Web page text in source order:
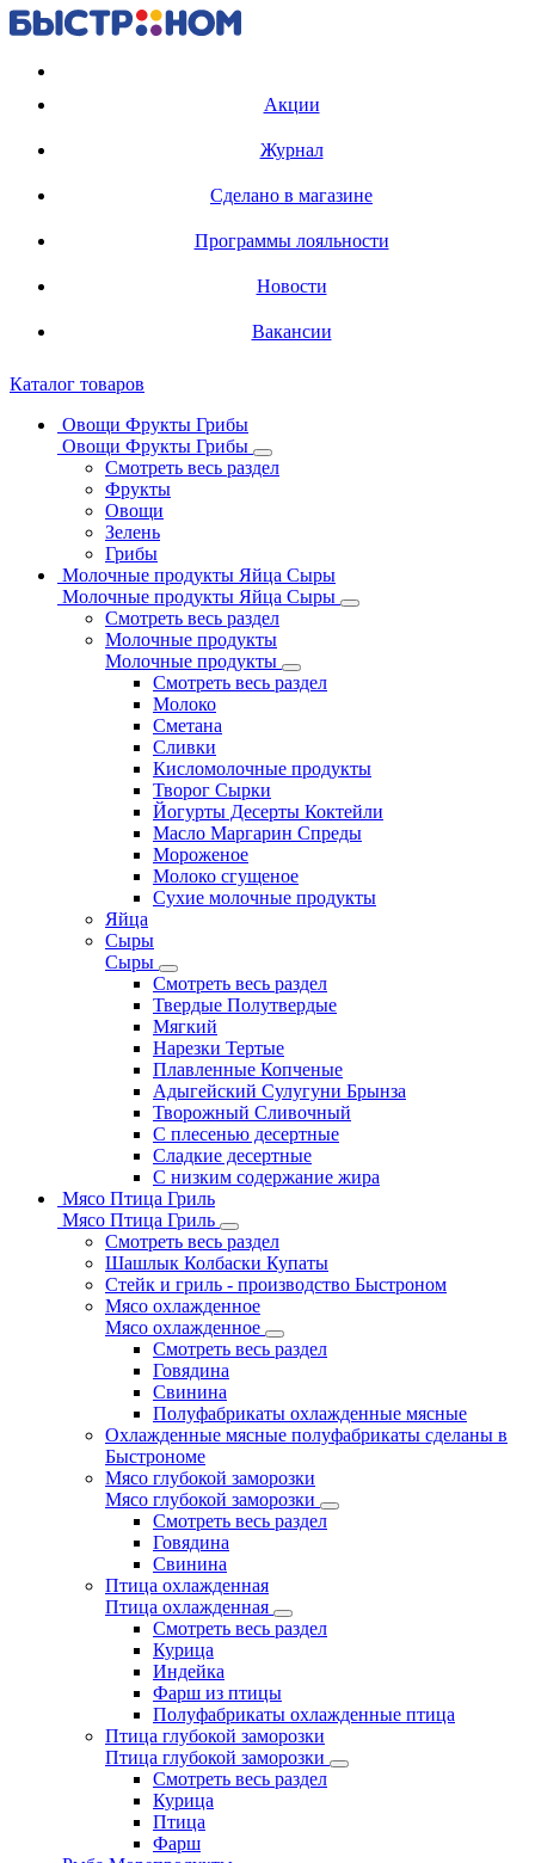
Акции
Журнал
Сделано в магазине
Программы лояльности
Новости
Вакансии
Каталог товаров
Овощи Фрукты Грибы
Овощи Фрукты Грибы
Смотреть весь раздел
Фрукты
Овощи
Зелень
Грибы
Молочные продукты Яйца Сыры
Молочные продукты Яйца Сыры
Смотреть весь раздел
Молочные продукты
Молочные продукты
Смотреть весь раздел
Молоко
Сметана
Сливки
Кисломолочные продукты
Творог Сырки
Йогурты Десерты Коктейли
Масло Маргарин Спреды
Мороженое
Молоко сгущеное
Сухие молочные продукты
Яйца
Сыры
Сыры
Смотреть весь раздел
Твердые Полутвердые
Мягкий
Нарезки Тертые
Плавленные Копченые
Адыгейский Сулугуни Брынза
Творожный Сливочный
С плесенью десертные
Сладкие десертные
С низким содержание жира
Мясо Птица Гриль
Мясо Птица Гриль
Смотреть весь раздел
Шашлык Колбаски Купаты
Стейк и гриль - производство Быстроном
Мясо охлажденное
Мясо охлажденное
Смотреть весь раздел
Говядина
Свинина
Полуфабрикаты охлажденные мясные
Охлажденные мясные полуфабрикаты сделаны в
Быстрономе
Мясо глубокой заморозки
Мясо глубокой заморозки
Смотреть весь раздел
Говядина
Свинина
Птица охлажденная
Птица охлажденная
Смотреть весь раздел
Курица
Индейка
Фарш из птицы
Полуфабрикаты охлажденные птица
Птица глубокой заморозки
Птица глубокой заморозки
Смотреть весь раздел
Курица
Птица
Фарш